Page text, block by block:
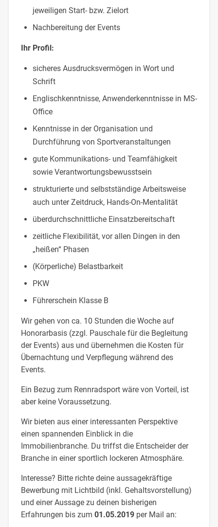
jeweiligen Start- bzw. Zielort
Nachbereitung der Events
Ihr Profil:
sicheres Ausdrucksvermögen in Wort und
Schrift
Englischkenntnisse, Anwenderkenntnisse in MS-
Office
Kenntnisse in der Organisation und
Durchführung von Sportveranstaltungen
gute Kommunikations- und Teamfähigkeit
sowie Verantwortungsbewusstsein
strukturierte und selbstständige Arbeitsweise
auch unter Zeitdruck, Hands-On-Mentalität
überdurchschnittliche Einsatzbereitschaft
zeitliche Flexibilität, vor allen Dingen in den
„heißen“ Phasen
(Körperliche) Belastbarkeit
PKW
Führerschein Klasse B
Wir gehen von ca. 10 Stunden die Woche auf
Honorarbasis (zzgl. Pauschale für die Begleitung
der Events) aus und übernehmen die Kosten für
Übernachtung und Verpflegung während des
Events.
Ein Bezug zum Rennradsport wäre von Vorteil, ist
aber keine Voraussetzung.
Wir bieten aus einer interessanten Perspektive
einen spannenden Einblick in die
Immobilienbranche. Du triffst die Entscheider der
Branche in einer sportlich lockeren Atmosphäre.
Interesse? Bitte richte deine aussagekräftige
Bewerbung mit Lichtbild (inkl. Gehaltsvorstellung)
und einer Aussage zu deinen bisherigen
Erfahrungen bis zum 01.05.2019per Mail an: